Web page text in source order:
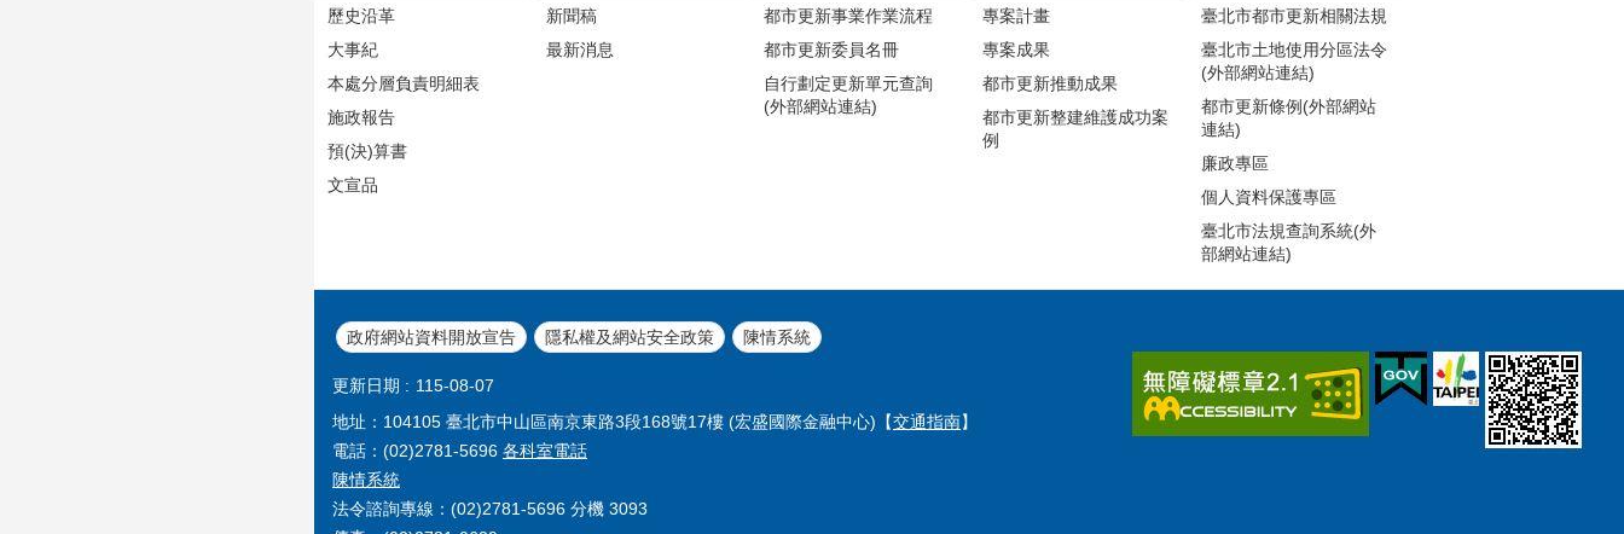
歷史沿革
大事紀
本處分層負責明細表
施政報告
預(決)算書
文宣品
新聞稿
最新消息
都市更新事業作業流程
都市更新委員名冊
自行劃定更新單元查詢
(外部網站連結)
專案計畫
專案成果
都市更新推動成果
都市更新整建維護成功案
例
臺北市都市更新相關法規
臺北市土地使用分區法令
(外部網站連結)
都市更新條例(外部網站
連結)
廉政專區
個人資料保護專區
臺北市法規查詢系統(外
部網站連結)
政府網站資料開放宣告 隱私權及網站安全政策 陳情系統
更新日期
115-08-07
地址：104105 臺北市中山區南京東路3段168號17樓 (宏盛國際金融中心)【交通指南】
電話：(02)2781-5696 各科室電話
陳情系統
法令諮詢專線：(02)2781-5696 分機 3093